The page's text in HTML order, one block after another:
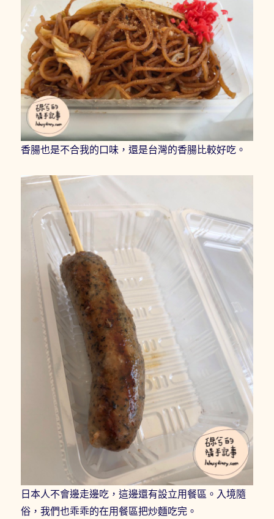
香腸也是不合我的口味，還是台灣的香腸比較好吃。
日本人不會邊走邊吃，這邊還有設立用餐區。入境隨
俗，我們也乖乖的在用餐區把炒麵吃完。